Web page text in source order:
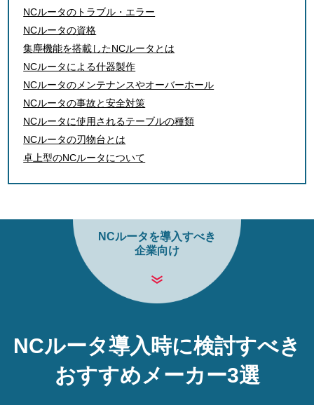
NCルータのトラブル・エラー
NCルータの資格
集塵機能を搭載したNCルータとは
NCルータによる什器製作
NCルータのメンテナンスやオーバーホール
NCルータの事故と安全対策
NCルータに使用されるテーブルの種類
NCルータの刃物台とは
卓上型のNCルータについて
NCルータ導入時に検討すべき
おすすめメーカー3選